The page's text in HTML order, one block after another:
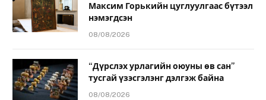
Максим Горькийн цуглуулгаас бүтээл
нэмэгдсэн
08/08/2026
“Дүрслэх урлагийн оюуны өв сан”
тусгай үзэсгэлэнг дэлгэж байна
08/08/2026